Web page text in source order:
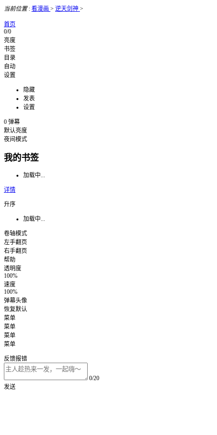
当前位置: 看漫画 > 逆天剑神 >
首页
0/0
亮度
书签
目录
自动
设置
隐藏
发表
设置
0 弹幕
默认亮度
夜间模式
我的书签
加载中...
详情
升序
加载中...
卷轴模式
左手翻页
右手翻页
帮助
透明度
100%
速度
100%
弹幕头像
恢复默认
菜单
菜单
菜单
菜单
反馈报错
0/20
发送